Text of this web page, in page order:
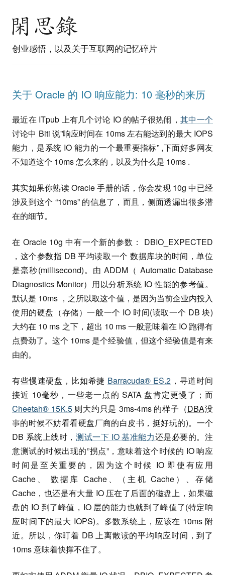
创业感悟，以及关于互联网的记忆碎片
关于 Oracle 的 IO 响应能力: 10 毫秒的来历
最近在 ITpub 上有几个讨论 IO 的帖子很热闹，其中一个
讨论中 Biti 说”响应时间在 10ms 左右能达到的最大 IOPS
能力，是系统 IO 能力的一个最重要指标” ,下面好多网友
不知道这个 10ms 怎么来的，以及为什么是 10ms .
其实如果你熟读 Oracle 手册的话，你会发现 10g 中已经
涉及到这个 “10ms” 的信息了，而且，侧面透漏出很多潜
在的细节。
在 Oracle 10g 中有一个新的参数： DBIO_EXPECTED
，这个参数指 DB 平均读取一个 数据库块的时间，单位
是毫秒(millisecond)。由 ADDM（ Automatic Database
Diagnostics Monitor）用以分析系统 IO 性能的参考值。
默认是 10ms ，之所以取这个值，是因为当前企业内投入
使用的硬盘（存储）一般一个 IO 时间(读取一个 DB 块)
大约在 10 ms 之下，超出 10 ms 一般意味着在 IO 跑得有
点费劲了。这个 10ms 是个经验值，但这个经验值是有来
由的。
有些慢速硬盘，比如希捷 Barracuda® ES.2，寻道时间
接近 10毫秒，一些老一点的 SATA 盘肯定更慢了；而
Cheetah® 15K.5则大约只是 3ms-4ms 的样子（DBA没
事的时候不妨看看硬盘厂商的白皮书，挺好玩的)。一个
DB 系统上线时， 测试一下 IO 基准能力还是必要的。注
意测试的时候出现的”拐点”，意味着这个时候的 IO 响应
时间是至关重要的，因为这个时候 IO 即使有应用
Cache、 数据库 Cache、（主机 Cache）、存储
Cache，也还是有大量 IO 压在了后面的磁盘上，如果磁
盘的 IO 到了峰值，IO 层的能力也就到了峰值了(特定响
应时间下的最大 IOPS)。多数系统上，应该在 10ms 附
近。所以，你盯着 DB 上离散读的平均响应时间，到了
10ms 意味着快撑不住了。